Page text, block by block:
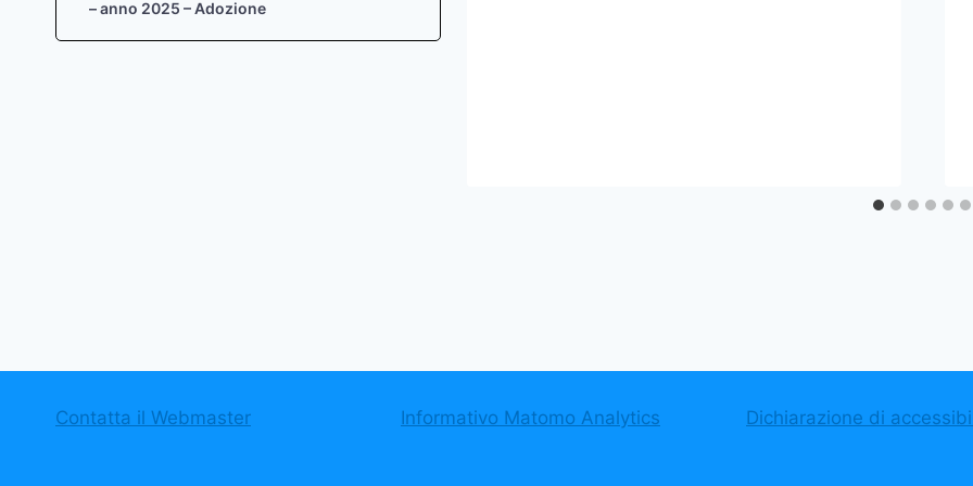
– anno 2025 – Adozione
Contatta il Webmaster Informativo Matomo Analytics Dichiarazione di